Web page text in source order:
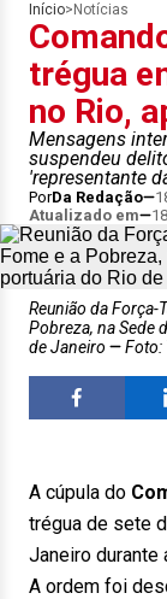
Início> Notícias
trégua
no Rio,
Mensagens
suspendeu
'representante
PorDa Redação
Atualizado em
Reunião da Força-
Pobreza, na Sede
de Janeiro
Foto:
A cúpula do
trégua de sete
Janeiro durante
A ordem foi